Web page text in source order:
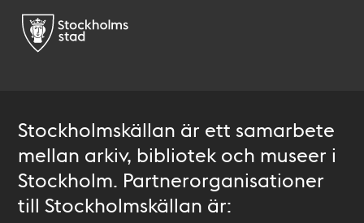
Stockholmskällan är ett samarbete
mellan arkiv, bibliotek och museer i
Stockholm. Partnerorganisationer
till Stockholmskällan är: